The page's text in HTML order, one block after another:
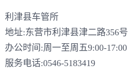
利津县车管所
地址:东营市利津县津二路356号
办公时间:周一至周五9:00-17:00
服务电话:0546-5183419